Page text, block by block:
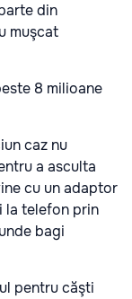
din
muşcat
8 milioane
caz nu
a asculta
cu un adaptor
la telefon prin
bagi
pentru căşti